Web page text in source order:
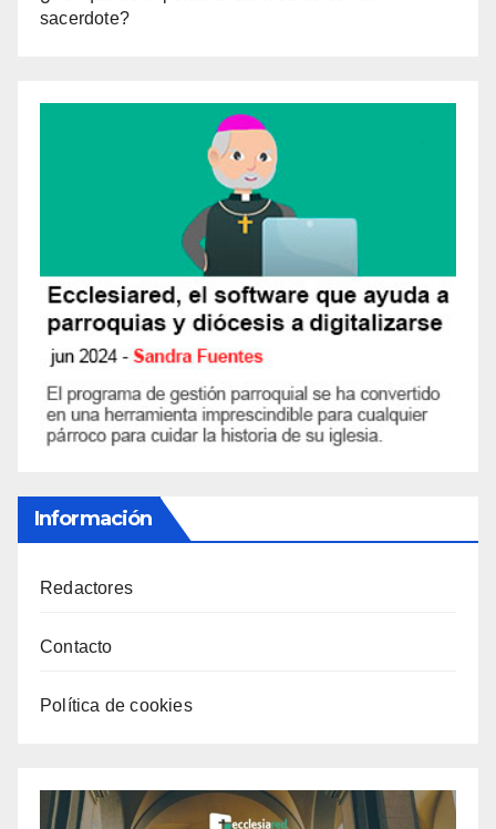
sacerdote?
Información
Redactores
Contacto
Política de cookies